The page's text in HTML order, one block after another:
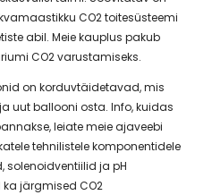
CO2 toitesüsteemi
abil. Meie kauplus pakub
CO2 varustamiseks.
on korduvtäidetavad, mis
uut ballooni osta. Info, kuidas
leiate meie ajaveebi
tehnilistele komponentidele
solenoidventiilid ja pH
järgmised CO2